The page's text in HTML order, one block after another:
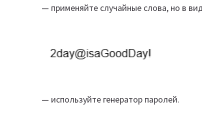
— применяйте случайные слова, но в
— используйте генератор паролей.